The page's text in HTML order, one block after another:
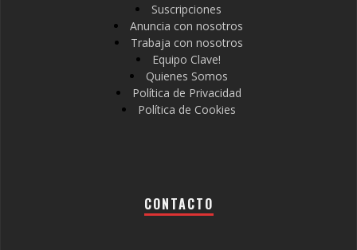
Suscripciones
Anuncia con nosotros
Trabaja con nosotros
Equipo Clave!
Quienes Somos
Política de Privacidad
Política de Cookies
CONTACTO